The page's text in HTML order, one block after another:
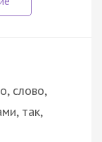
слово,
так,